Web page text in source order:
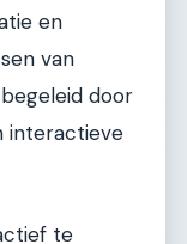
en
van
door
interactieve
te